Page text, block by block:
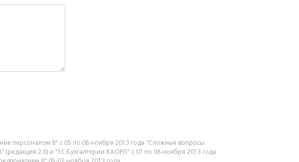
персоналом 8" с 05 по 08 ноября 2013 года "Сложные вопросы
(редакция 2.0) и "1С:Бухгалтерии 8 КОРП" с 07 по 08 ноября 2013 года